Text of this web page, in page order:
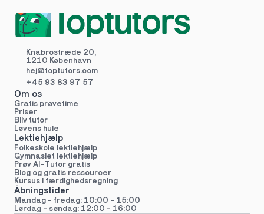
Knabrostræde 20,
1210 København
hej@toptutors.com
+45 93 83 97 57
Om os
Gratis prøvetime
Priser
Bliv tutor
Løvens hule
Lektiehjælp
Folkeskole lektiehjælp
Gymnasiet lektiehjælp
Prøv AI-Tutor gratis
Blog og gratis ressourcer
Kursus i færdighedsregning
Åbningstider
Mandag - fredag: 10:00 - 15:00
Lørdag - søndag: 12:00 - 16:00